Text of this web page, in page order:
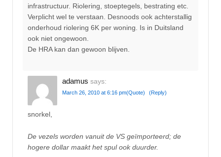
infrastructuur. Riolering, stoeptegels, bestrating etc.
Verplicht wel te verstaan. Desnoods ook achterstallig
onderhoud riolering 6K per woning. Is in Duitsland
ook niet ongewoon.
De HRA kan dan gewoon blijven.
adamus says:
March 26, 2010 at 6:16 pm(Quote) (Reply)
snorkel,
De vezels worden vanuit de VS geïmporteerd; de
hogere dollar maakt het spul ook duurder.